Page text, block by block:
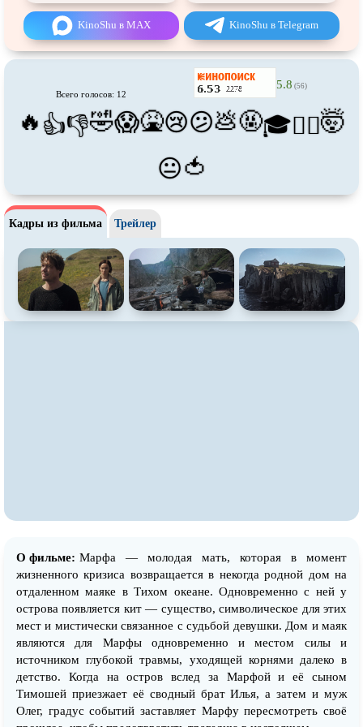
Про футбол Про хакеров
Про хоккей и
катание
Про шпионов
Псевдодокументальный
Режиссёрская версия Роуд-муви
Сверхспособности Ситком
обнажённой натурой
Чёрная комедия
TeleSynch
CAMRip
KinoShu в MAX KinoShu в Telegram
Всего голосов: 12
5.8 (56)
🔥 👍👎🤣😱🤮😢😕💩🤬🎓😵‍💫🤯
😐🍅
Кадры из фильма Трейлер
О фильме: Марфа — молодая мать, которая в момент
жизненного кризиса возвращается в некогда родной дом на
отдаленном маяке в Тихом океане. Одновременно с ней у
острова появляется кит — существо, символическое для этих
мест и мистически связанное с судьбой девушки. Дом и маяк
являются для Марфы одновременно и местом силы и
источником глубокой травмы, уходящей корнями далеко в
детство. Когда на остров вслед за Марфой и её сыном
Тимошей приезжает её сводный брат Илья, а затем и муж
Олег, градус событий заставляет Марфу пересмотреть своё